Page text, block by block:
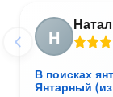
Н
В поисках
Янтарный